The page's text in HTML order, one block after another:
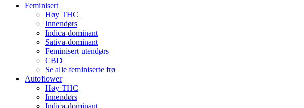
Feminisert
Høy THC
Innendørs
Indica-dominant
Sativa-dominant
Feminisert utendørs
CBD
Se alle feminiserte frø
Autoflower
Høy THC
Innendørs
Indica-dominant